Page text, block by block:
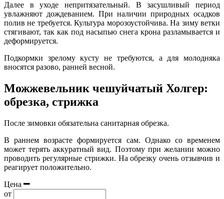
Далее в уходе непритязательный. В засушливый период
увлажняют дождеванием. При наличии природных осадков
полив не требуется. Культура морозоустойчива. На зиму ветки
стягивают, так как под насыпью снега крона разламывается и
деформируется.
Подкормки зрелому кусту не требуются, а для молодняка
вносятся разово, ранней весной.
Можжевельник чешуйчатый Холгер:
обрезка, стрижка
После зимовки обязательна санитарная обрезка.
В раннем возрасте формируется сам. Однако со временем
может терять аккуратный вид. Поэтому при желании можно
проводить регулярные стрижки. На обрезку очень отзывчив и
реагирует положительно.
Цена
от